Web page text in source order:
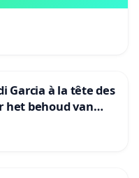
Garcia à la tête des
het behoud van